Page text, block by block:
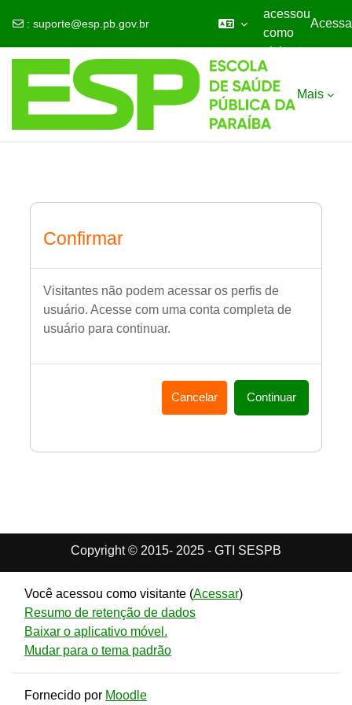
: suporte@esp.pb.gov.br
acessou
como
visitante
Mais
Confirmar
Visitantes não podem acessar os perfis de
usuário. Acesse com uma conta completa de
usuário para continuar.
Cancelar Continuar
Copyright © 2015- 2025 - GTI SESPB
Você acessou como visitante (Acessar)
Resumo de retenção de dados
Baixar o aplicativo móvel.
Mudar para o tema padrão
Fornecido por Moodle